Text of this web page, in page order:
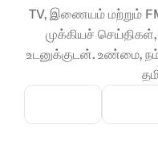
TV, இணையம் மற்றும்
முக்கியச்
உடனுக்குடன். உண்மை,